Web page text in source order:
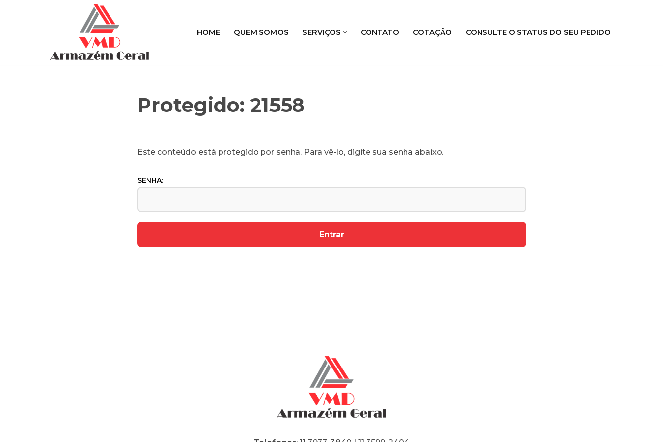
HOME QUEM SOMOS SERVIÇOS CONTATO COTAÇÃO CONSULTE O STATUS DO SEU PEDIDO
Protegido: 21558
Este conteúdo está protegido por senha. Para vê-lo, digite sua senha abaixo.
SENHA: